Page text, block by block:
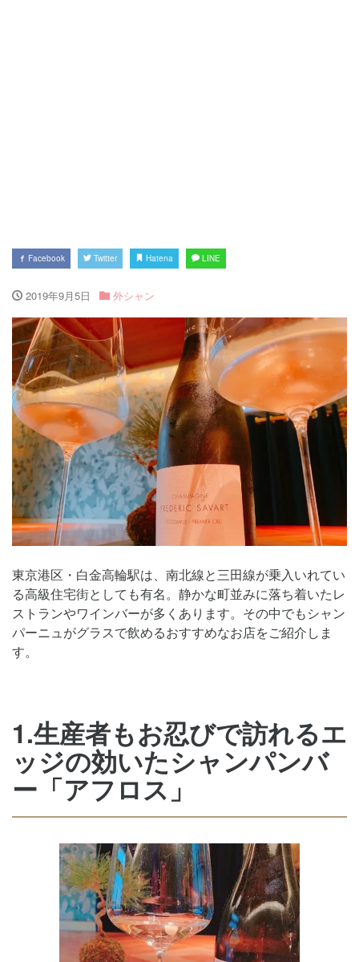
Facebook Twitter Hatena LINE
2019年9月5日 外シャン
東京港区・白金高輪駅は、南北線と三田線が乗入いれてい
る高級住宅街としても有名。静かな町並みに落ち着いたレ
ストランやワインバーが多くあります。その中でもシャン
パーニュがグラスで飲めるおすすめなお店をご紹介しま
す。
1.生産者もお忍びで訪れるエ
ッジの効いたシャンパンバ
ー「アフロス」